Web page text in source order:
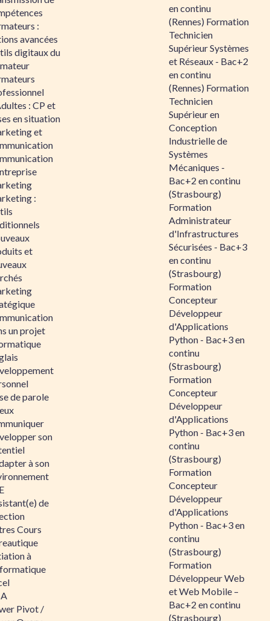
:
avancées
digitaux du
: CP et
en situation
et
:
et
un projet
de parole
son
à son
de
Cours
à
Pivot /
en continu
(Rennes) Formation
Technicien
Supérieur Systèmes
et Réseaux - Bac+2
en continu
(Rennes) Formation
Technicien
Supérieur en
Conception
Industrielle de
Systèmes
Mécaniques -
Bac+2 en continu
(Strasbourg)
Formation
Administrateur
d'Infrastructures
Sécurisées - Bac+3
en continu
(Strasbourg)
Formation
Concepteur
Développeur
d'Applications
Python - Bac+3 en
continu
(Strasbourg)
Formation
Concepteur
Développeur
d'Applications
Python - Bac+3 en
continu
(Strasbourg)
Formation
Concepteur
Développeur
d'Applications
Python - Bac+3 en
continu
(Strasbourg)
Formation
Développeur Web
et Web Mobile –
Bac+2 en continu
(Strasbourg)